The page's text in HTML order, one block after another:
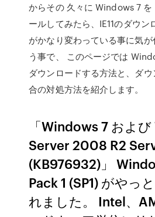
からその 久々に Windows 7 を
ールしてみたら、IE11のダウン
がかなり変わっている事に気
う事で、 このページでは
ダウンロードする方法と、ダ
合の対処方法を紹介します。
「Windows 7 およ
Server 2008 R2
(KB976932)」
Pack 1 (SP1) がやっ
れました。 Intel、